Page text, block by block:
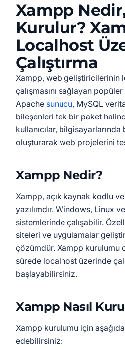
Xampp Nedir,
Kurulur?
Localhost
Çalıştırma
Xampp, web geliştiricilerinin
çalışmasını sağlayan
Apache sunucu, MySQL
bileşenleri tek bir paket
kullanıcılar, bilgisayarlarında
oluşturarak web projelerini
Xampp Nedir?
Xampp, açık kaynak kodlu
yazılımdır. Windows, Linux
sistemlerinde çalışabilir.
siteleri ve uygulamalar
çözümdür. Xampp kurulumu
sürede localhost üzerinde
başlayabilirsiniz.
Xampp Nasıl
Xampp kurulumu için
edebilirsiniz: